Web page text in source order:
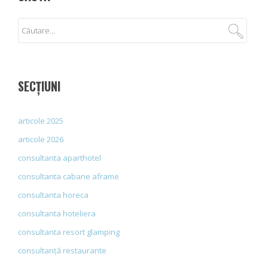
SECȚIUNI
articole 2025
articole 2026
consultanta aparthotel
consultanta cabane aframe
consultanta horeca
consultanta hoteliera
consultanta resort glamping
consultanță restaurante